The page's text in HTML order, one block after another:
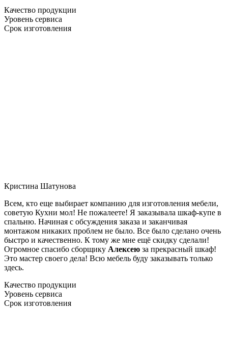
Качество продукции
Уровень сервиса
Срок изготовления
Кристина Шатунова
Всем, кто еще выбирает компанию для изготовления мебели,
советую Кухни мол! Не пожалеете! Я заказывала шкаф-купе в
спальню. Начиная с обсуждения заказа и заканчивая
монтажом никаких проблем не было. Все было сделано очень
быстро и качественно. К тому же мне ещё скидку сделали!
Огромное спасибо сборщику Алексею за прекрасный шкаф!
Это мастер своего дела! Всю мебель буду заказывать только
здесь.
Качество продукции
Уровень сервиса
Срок изготовления